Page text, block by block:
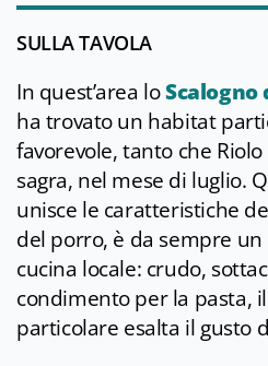
SULLA TAVOLA
In quest’area loScalogno
ha trovato un habitat
favorevole, tanto che
sagra, nel mese di luglio.
unisce le caratteristiche
del porro, è da sempre
cucina locale: crudo,
condimento per la pasta,
particolare esalta il gusto